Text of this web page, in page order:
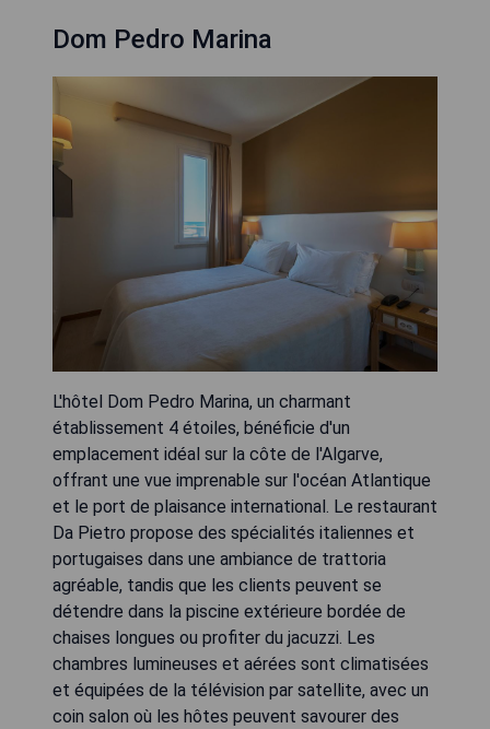
Dom Pedro Marina
L'hôtel Dom Pedro Marina, un charmant
établissement 4 étoiles, bénéficie d'un
emplacement idéal sur la côte de l'Algarve,
offrant une vue imprenable sur l'océan Atlantique
et le port de plaisance international. Le restaurant
Da Pietro propose des spécialités italiennes et
portugaises dans une ambiance de trattoria
agréable, tandis que les clients peuvent se
détendre dans la piscine extérieure bordée de
chaises longues ou profiter du jacuzzi. Les
chambres lumineuses et aérées sont climatisées
et équipées de la télévision par satellite, avec un
coin salon où les hôtes peuvent savourer des